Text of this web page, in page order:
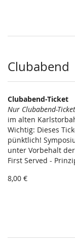
Clubabend
Clubabend-Ticket
Nur Clubabend-
im alten
Wichtig: Dieses
pünktlich!
unter Vorbehalt
First Served -
8,00 €